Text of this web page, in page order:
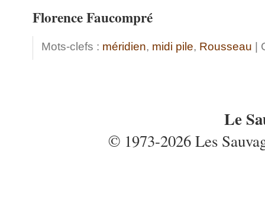
Florence Faucompré
Mots-clefs : méridien, midi pile, Rousseau |
Le
© 1973-2026 Les